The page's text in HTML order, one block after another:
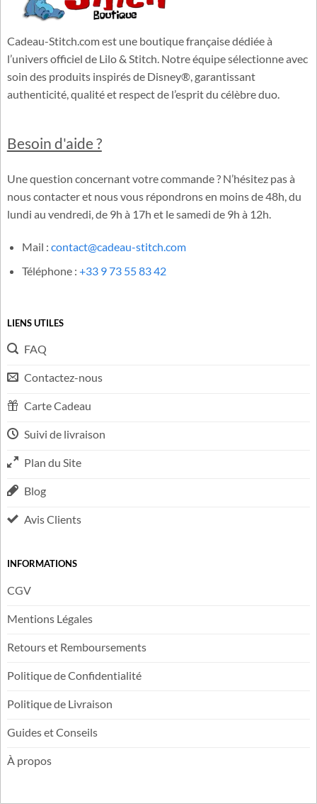
Cadeau-Stitch.com est une boutique française dédiée à
l’univers officiel de Lilo & Stitch. Notre équipe sélectionne avec
soin des produits inspirés de Disney®, garantissant
authenticité, qualité et respect de l’esprit du célèbre duo.
LIENS UTILES
FAQ
Contactez-nous
Carte Cadeau
Suivi de livraison
Plan du Site
Blog
Avis Clients
INFORMATIONS
CGV
Mentions Légales
Retours et Remboursements
Politique de Confidentialité
Politique de Livraison
Guides et Conseils
À propos
Besoin d'aide ?
Une question concernant votre commande ? N’hésitez pas à
nous contacter et nous vous répondrons en moins de 48h, du
lundi au vendredi, de 9h à 17h et le samedi de 9h à 12h.
Mail : contact@cadeau-stitch.com
Téléphone : +33 9 73 55 83 42